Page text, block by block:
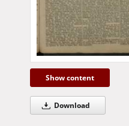
Show content
Download